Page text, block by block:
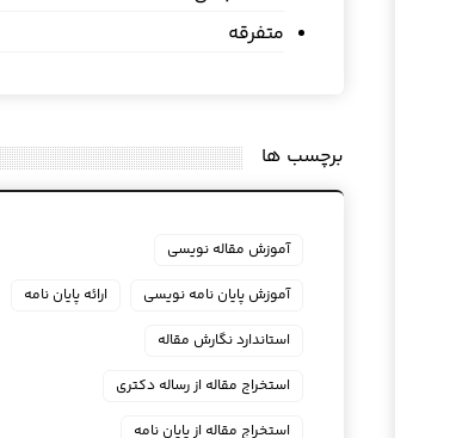
متفرقه
برچسب ها
آموزش مقاله نویسی
آموزش پایان نامه نویسی
ارائه پایان نامه
استاندارد نگارش مقاله
استخراج مقاله از رساله دکتری
استخراج مقاله از پایان نامه